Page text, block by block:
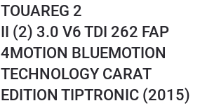
TOUAREG 2
II (2) 3.0 V6 TDI 262 FAP
4MOTION BLUEMOTION
TECHNOLOGY CARAT
EDITION TIPTRONIC (2015)